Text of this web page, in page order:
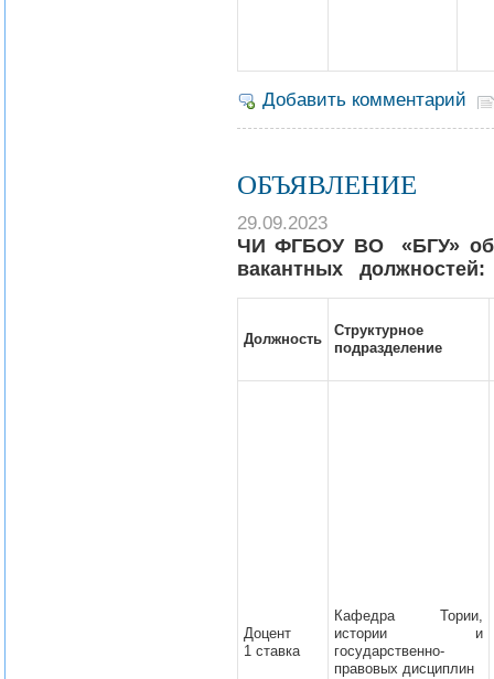
Добавить комментарий
ОБЪЯВЛЕНИЕ
29.09.2023
ЧИ ФГБОУ ВО «БГУ»
вакантных должностей:
Должность
Структурное
подразделение
Доцент
1 ставка
Кафедра Тории,
истории и
государственно-
правовых дисциплин